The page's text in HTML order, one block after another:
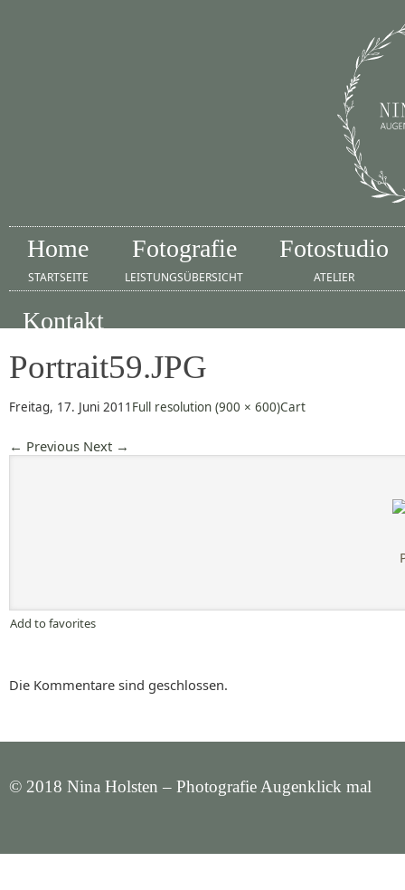
Home
STARTSEITE
Fotografie
LEISTUNGSÜBERSICHT
Fotostudio
ATELIER
Kontakt
Portrait59.JPG
Freitag, 17. Juni 2011 Full resolution (900 × 600)Cart
← Previous Next →
Add to favorites
Die Kommentare sind geschlossen.
© 2018 Nina Holsten – Photografie Augenklick mal